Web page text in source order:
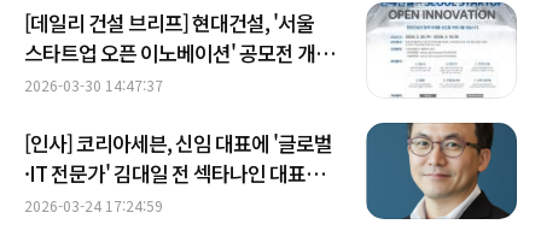
[데일리 건설 브리프] 현대건설, '서울
스타트업 오픈 이노베이션' 공모전 개최
外
2026-03-30 14:47:37
[인사] 코리아세븐, 신임 대표에 '글로벌
·IT 전문가' 김대일 전 섹타나인 대표
내정
2026-03-24 17:24:59